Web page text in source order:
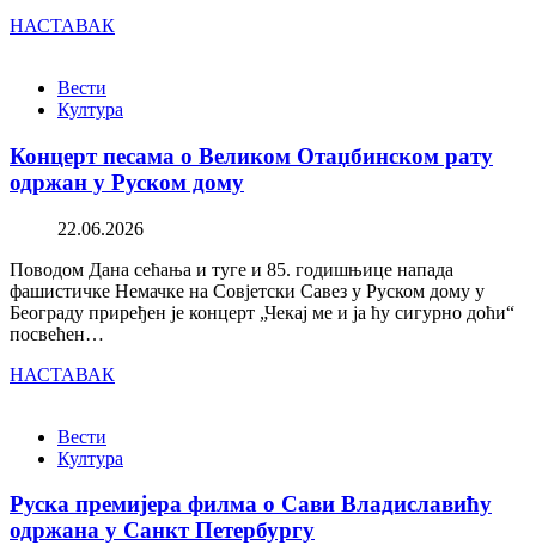
НАСТАВАК
Вести
Култура
Концерт песама о Великом Отаџбинском рату
одржан у Руском дому
22.06.2026
Поводом Дана сећања и туге и 85. годишњице напада
фашистичке Немачке на Совјетски Савез у Руском дому у
Београду приређен је концерт „Чекај ме и ја ћу сигурно доћи“
посвећен…
НАСТАВАК
Вести
Култура
Руска премијера филма о Сави Владиславићу
одржана у Санкт Петербургу